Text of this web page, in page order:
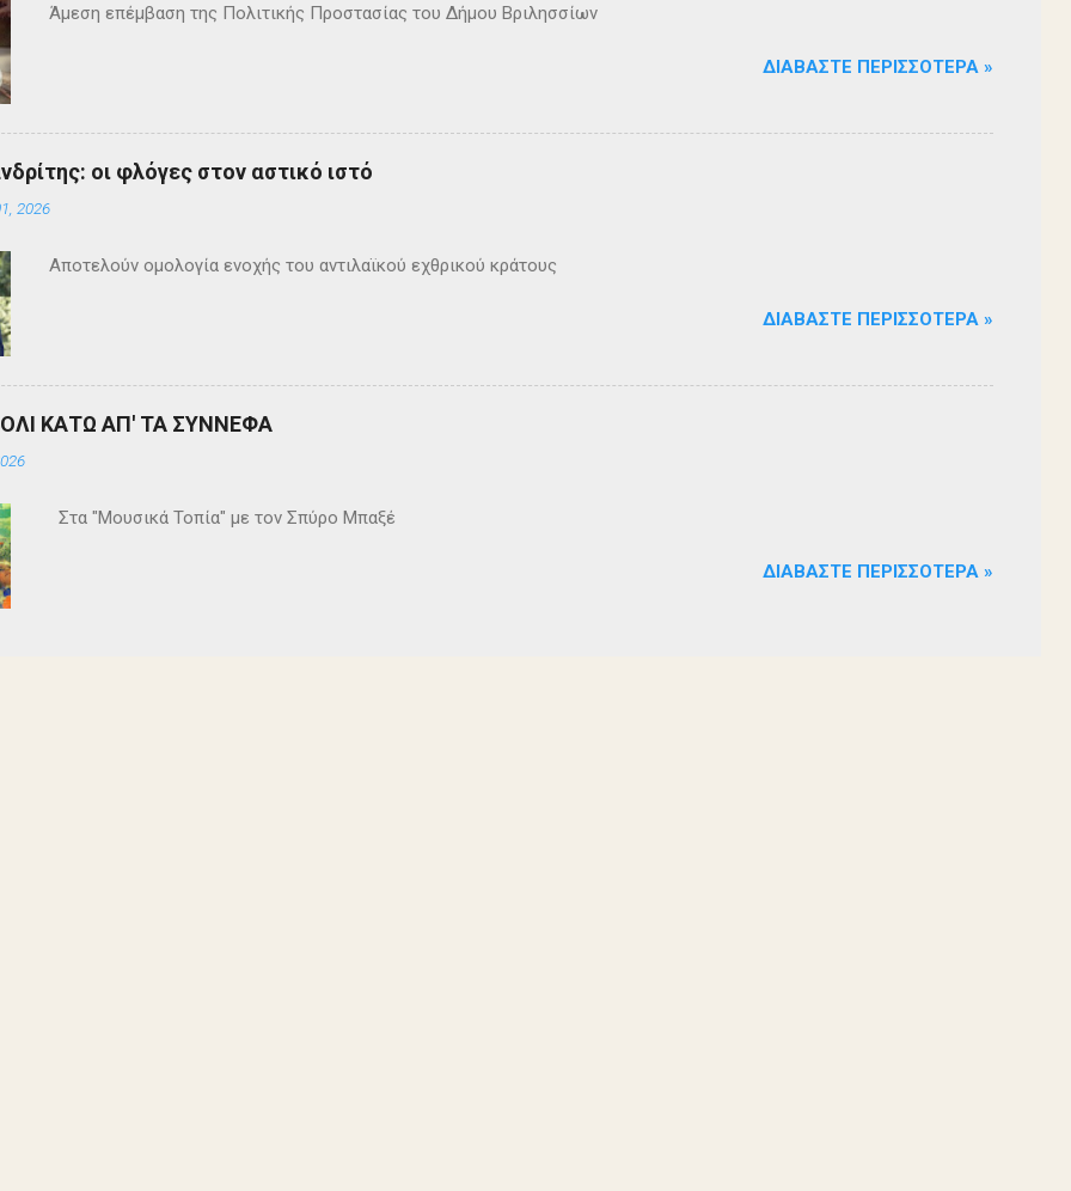
Άμεση επέμβαση της Πολιτικής Προστασίας του Δήμου Βριλησσίων
ΔΙΑΒΆΣΤΕ ΠΕΡΙΣΣΌΤΕΡΑ »
οι φλόγες στον αστικό ιστό
2026
Αποτελούν ομολογία ενοχής του αντιλαϊκού εχθρικού κράτους
ΔΙΑΒΆΣΤΕ ΠΕΡΙΣΣΌΤΕΡΑ »
ΚΑΤΩ ΑΠ' ΤΑ ΣΥΝΝΕΦΑ
Στα "Μουσικά Τοπία" με τον Σπύρο Μπαξέ
ΔΙΑΒΆΣΤΕ ΠΕΡΙΣΣΌΤΕΡΑ »